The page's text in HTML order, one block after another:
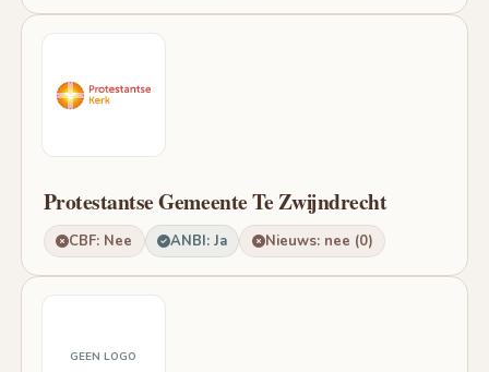
Protestantse Gemeente Te Zwijndrecht
CBF: Nee ANBI: Ja Nieuws: nee (0)
GEEN LOGO